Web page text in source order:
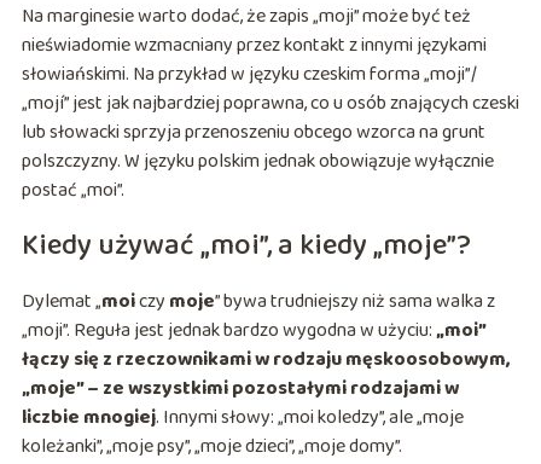
Na marginesie warto dodać, że zapis „moji” może być też
nieświadomie wzmacniany przez kontakt z innymi językami
słowiańskimi. Na przykład w języku czeskim forma „moji”/
„mojí” jest jak najbardziej poprawna, co u osób znających czeski
lub słowacki sprzyja przenoszeniu obcego wzorca na grunt
polszczyzny. W języku polskim jednak obowiązuje wyłącznie
postać „moi”.
Kiedy używać „moi”, a kiedy „moje”?
Dylemat „moiczy moje” bywa trudniejszy niż sama walka z
„moji”. Reguła jest jednak bardzo wygodna w użyciu:„moi”
łączy się z rzeczownikami w rodzaju męskoosobowym,
„moje” – ze wszystkimi pozostałymi rodzajami w
liczbie mnogiej. Innymi słowy: „moi koledzy”, ale „moje
koleżanki”, „moje psy”, „moje dzieci”, „moje domy”.